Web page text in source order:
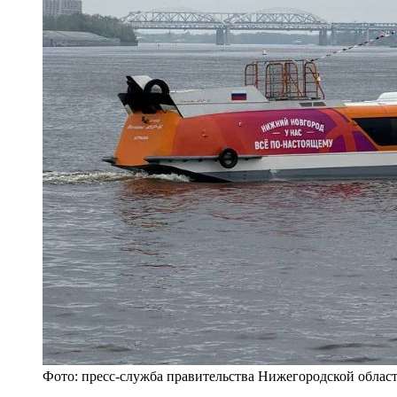
Фото: пресс-служба правительства Нижегородской